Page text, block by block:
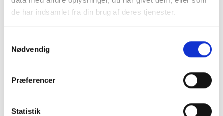
de har indsamlet fra din brug af deres tjenester.
Nødvendig
Præferencer
Statistik